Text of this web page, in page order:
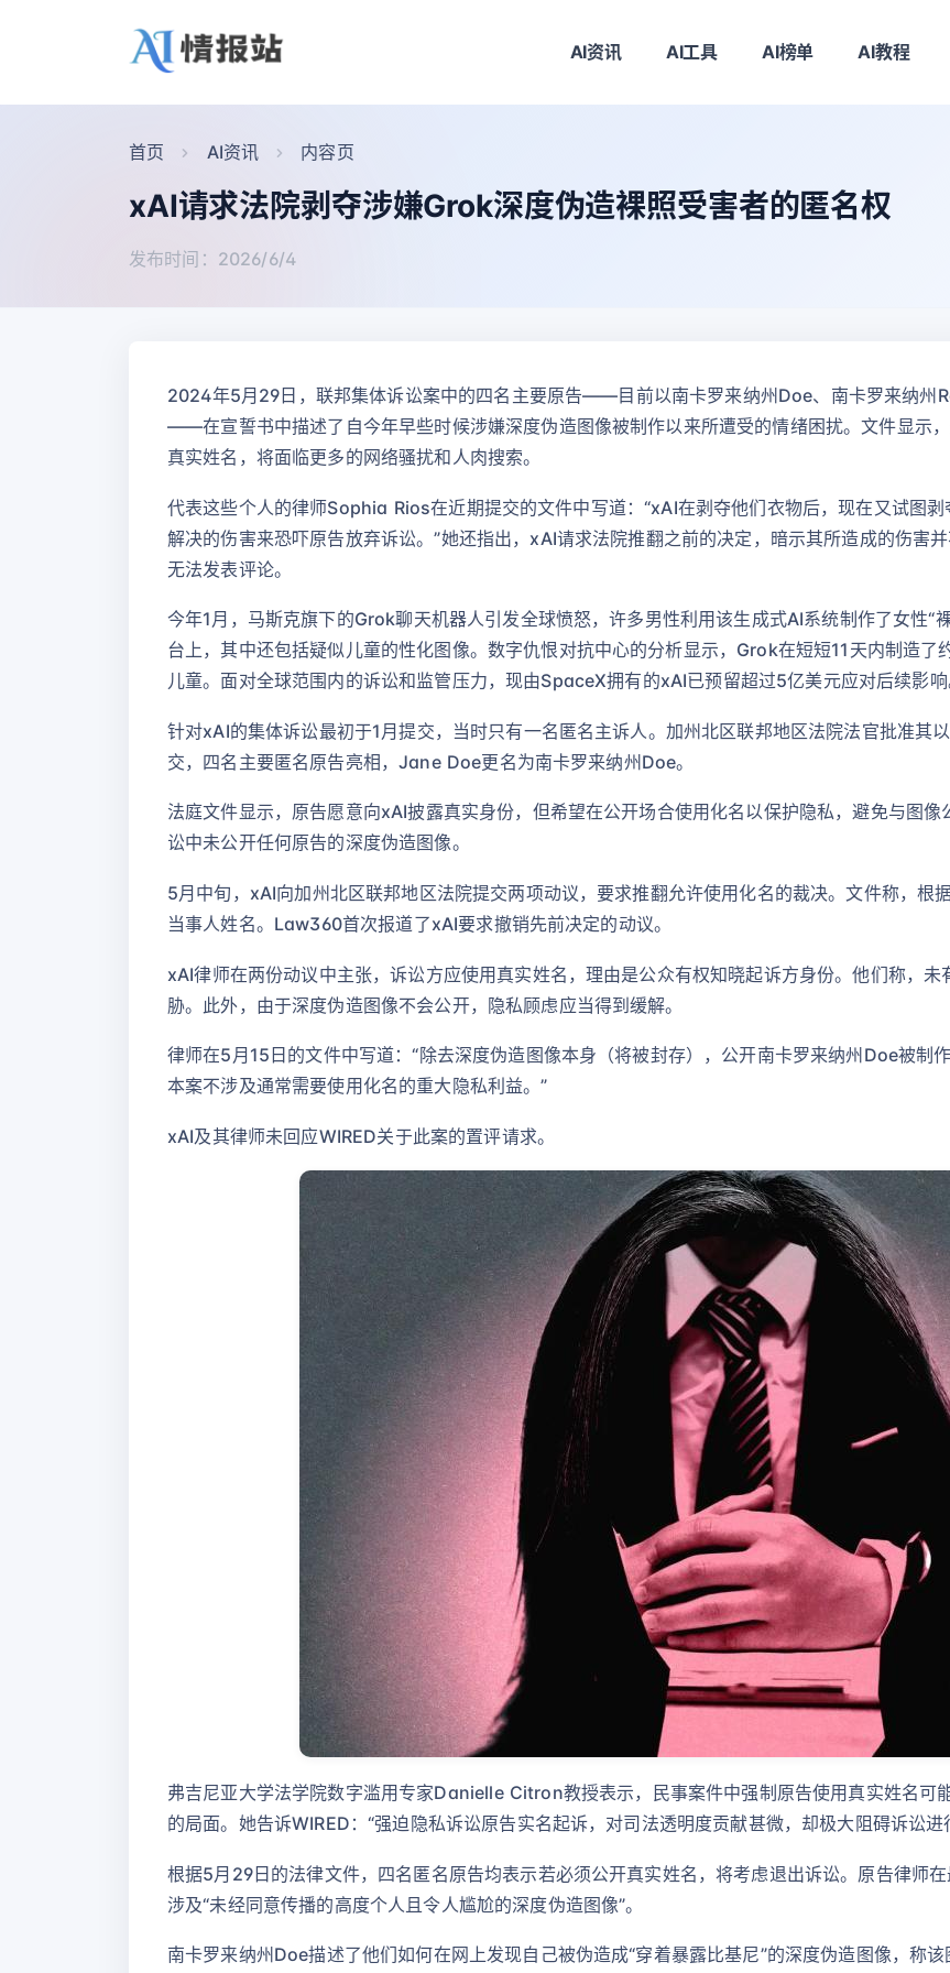
AI资讯 AI工具 AI榜单 AI教程
首页 AI资讯 内容页
xAI请求法院剥夺涉嫌Grok深度伪造裸照受害者的匿名权
发布时间：2026/6/4
2024年5月29日，联邦集体诉讼案中的四名主要原告——目前以南卡罗来纳州Doe、南卡罗来纳州
——在宣誓书中描述了自今年早些时候涉嫌深度伪造图像被制作以来所遭受的情绪困扰。文件显示
真实姓名，将面临更多的网络骚扰和人肉搜索。
代表这些个人的律师Sophia Rios在近期提交的文件中写道：“xAI在剥夺他们衣物后，现在又试图
解决的伤害来恐吓原告放弃诉讼。”她还指出，xAI请求法院推翻之前的决定，暗示其所造成的伤害
无法发表评论。
今年1月，马斯克旗下的Grok聊天机器人引发全球愤怒，许多男性利用该生成式AI系统制作了女性“
台上，其中还包括疑似儿童的性化图像。数字仇恨对抗中心的分析显示，Grok在短短11天内制造
儿童。面对全球范围内的诉讼和监管压力，现由SpaceX拥有的xAI已预留超过5亿美元应对后续影响
针对xAI的集体诉讼最初于1月提交，当时只有一名匿名主诉人。加州北区联邦地区法院法官批准其
交，四名主要匿名原告亮相，Jane Doe更名为南卡罗来纳州Doe。
法庭文件显示，原告愿意向xAI披露真实身份，但希望在公开场合使用化名以保护隐私，避免与图
讼中未公开任何原告的深度伪造图像。
5月中旬，xAI向加州北区联邦地区法院提交两项动议，要求推翻允许使用化名的裁决。文件称，根
当事人姓名。Law360首次报道了xAI要求撤销先前决定的动议。
xAI律师在两份动议中主张，诉讼方应使用真实姓名，理由是公众有权知晓起诉方身份。他们称，
胁。此外，由于深度伪造图像不会公开，隐私顾虑应当得到缓解。
律师在5月15日的文件中写道：“除去深度伪造图像本身（将被封存），公开南卡罗来纳州Doe被制
本案不涉及通常需要使用化名的重大隐私利益。”
xAI及其律师未回应WIRED关于此案的置评请求。
弗吉尼亚大学法学院数字滥用专家Danielle Citron教授表示，民事案件中强制原告使用真实姓名可
的局面。她告诉WIRED：“强迫隐私诉讼原告实名起诉，对司法透明度贡献甚微，却极大阻碍诉讼进
根据5月29日的法律文件，四名匿名原告均表示若必须公开真实姓名，将考虑退出诉讼。原告律师
涉及“未经同意传播的高度个人且令人尴尬的深度伪造图像”。
南卡罗来纳州Doe描述了他们如何在网上发现自己被伪造成“穿着暴露比基尼”的深度伪造图像，称